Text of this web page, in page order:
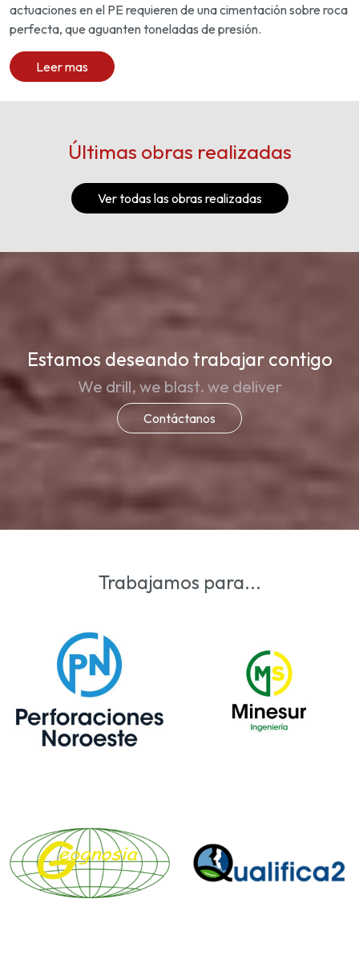
actuaciones en el PE requieren de una cimentación sobre roca
perfecta, que aguanten toneladas de presión.
Leer mas
Últimas obras realizadas
Ver todas las obras realizadas
Estamos deseando trabajar contigo
We drill, we blast. we deliver
Contáctanos
Trabajamos para...